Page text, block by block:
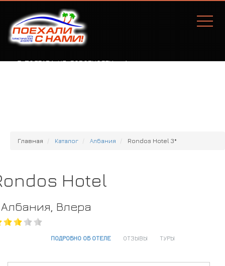
Г. ПОЛТАВА, УЛ. СОБОРНОСТИ, 77А
Главная Каталог Албания Rondos Hotel 3*
Hotel
Албания, Влера
ПОДРОБНО ОБ ОТЕЛЕ ОТЗЫВЫ ТУРЫ